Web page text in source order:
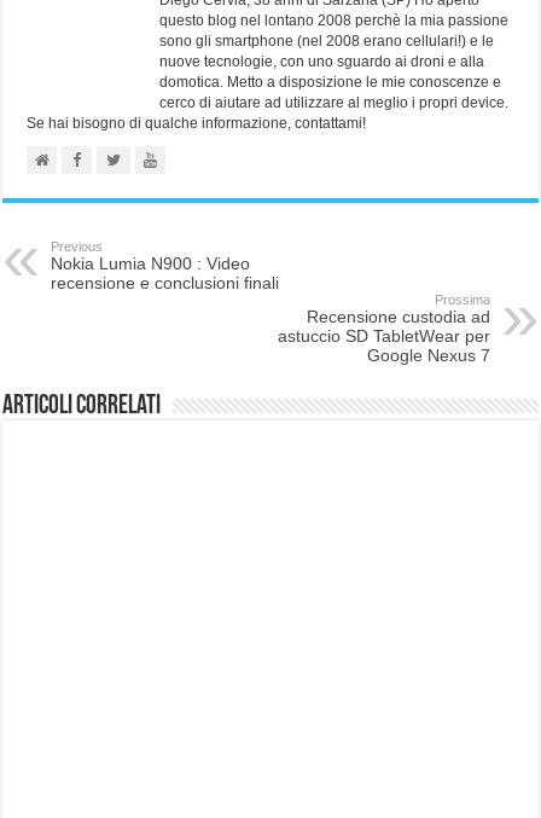
questo blog nel lontano 2008 perchè la mia passione
sono gli smartphone (nel 2008 erano cellulari!) e le
nuove tecnologie, con uno sguardo ai droni e alla
domotica. Metto a disposizione le mie conoscenze e
cerco di aiutare ad utilizzare al meglio i propri device.
Se hai bisogno di qualche informazione, contattami!
Previous
Nokia Lumia N900 : Video
recensione e conclusioni finali
Prossima
Recensione custodia ad
astuccio SD TabletWear per
Google Nexus 7
Articoli correlati